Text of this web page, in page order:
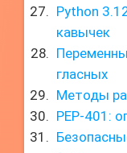
Python
кавычек
гласных
Методы
PEP-401: